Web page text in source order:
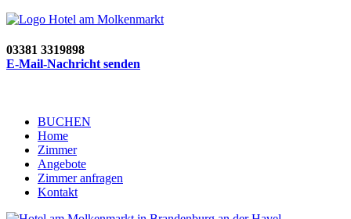
03381 3319898
E-Mail-Nachricht senden
BUCHEN
Home
Zimmer
Angebote
Zimmer anfragen
Kontakt